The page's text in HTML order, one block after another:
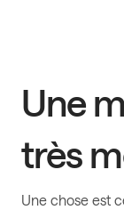
Une
très
Une chose est